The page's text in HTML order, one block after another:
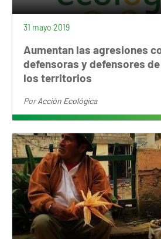
31 mayo 2019
Aumentan las agresiones
defensoras y defensores
los territorios
PorAcción Ecológica